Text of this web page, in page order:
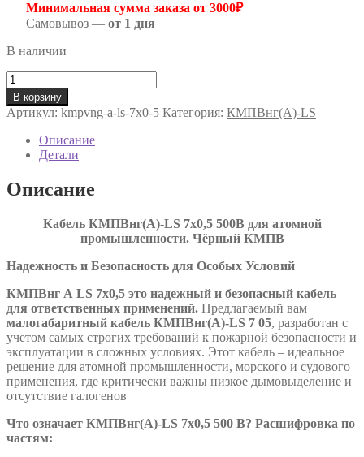
Минимальная сумма заказа от 3000₽
Самовывоз — от 1 дня
В наличии
Количество
товара
КМПВнг(А)-
LS
7х0,5
16.К71-
310-
2001
В корзину
Артикул: kmpvng-a-ls-7х0-5 Категория: КМПВнг(А)-LS
Описание
Детали
Описание
Кабель КМПВнг(А)-LS 7х0,5 500В для атомной
промышленности. Чёрный КМПВ
Надежность и Безопасность для Особых Условий
КМПВнг А LS 7х0,5 это надежный и безопасный кабель
для ответственных применений. Предлагаемый вам
малогабаритный кабель КМПВнг(А)-LS 7 05, разработан с
учетом самых строгих требований к пожарной безопасности и
эксплуатации в сложных условиях. Этот кабель – идеальное
решение для атомной промышленности, морского и судового
применения, где критически важны низкое дымовыделение и
отсутствие галогенов
Что означает КМПВнг(А)-LS 7х0,5 500 В? Расшифровка по
частям: